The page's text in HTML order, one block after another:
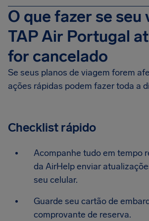
O que fazer se seu
TAP Air Portugal
for cancelado
Se seus planos de viagem forem
ações rápidas podem fazer toda a
Checklist rápido
Acompanhe tudo em tempo
da AirHelp enviar
seu celular.
Guarde seu cartão de
comprovante de reserva.